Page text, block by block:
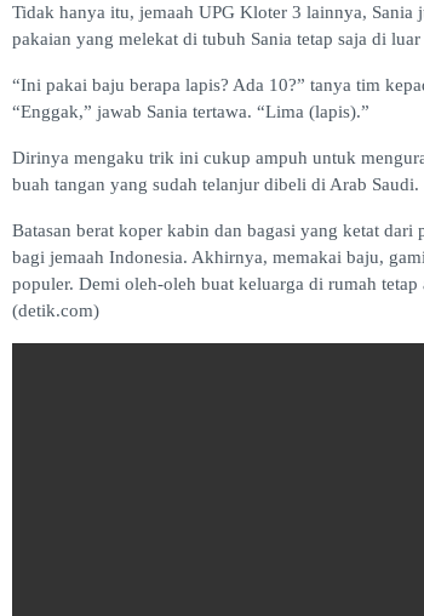
Tidak hanya itu, jemaah UPG Kloter 3 lainnya,
pakaian yang melekat di tubuh Sania tetap saja di
“Ini pakai baju berapa lapis? Ada 10?” tanya tim
“Enggak,” jawab Sania tertawa. “Lima (lapis).”
Dirinya mengaku trik ini cukup ampuh untuk
buah tangan yang sudah telanjur dibeli di Arab Saudi.
Batasan berat koper kabin dan bagasi yang ketat
bagi jemaah Indonesia. Akhirnya, memakai baju,
populer. Demi oleh-oleh buat keluarga di rumah
(detik.com)